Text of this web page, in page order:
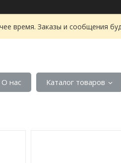
время. Заказы и сообщения
О нас Каталог товаров